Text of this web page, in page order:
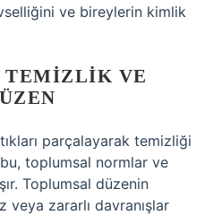
ve bireylerin kimlik
VE
parçalayarak temizliği
toplumsal normlar ve
Toplumsal düzenin
veya zararlı davranışlar